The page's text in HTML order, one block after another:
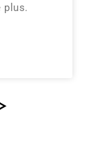
plus.